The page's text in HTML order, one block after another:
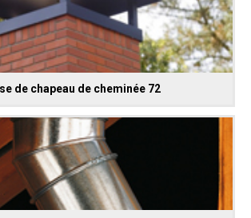
de chapeau de cheminée 72